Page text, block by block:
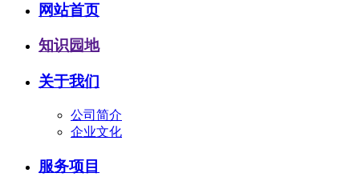
网站首页
知识园地
关于我们
公司简介
企业文化
服务项目